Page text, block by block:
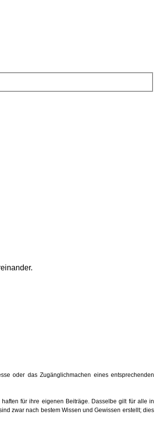
oder das Zugänglichmachen eines entsprechenden
für ihre eigenen Beiträge. Dasselbe gilt für alle in
zwar nach bestem Wissen und Gewissen erstellt; dies